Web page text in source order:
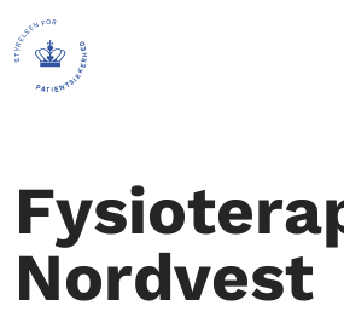
Nordvest